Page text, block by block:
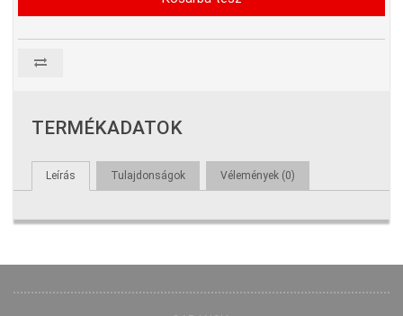
TERMÉKADATOK
Leírás Tulajdonságok Vélemények (0)